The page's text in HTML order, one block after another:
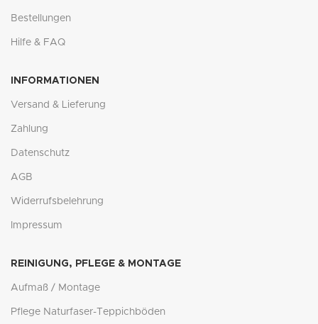
Bestellungen
Hilfe & FAQ
INFORMATIONEN
Versand & Lieferung
Zahlung
Datenschutz
AGB
Widerrufsbelehrung
Impressum
REINIGUNG, PFLEGE & MONTAGE
Aufmaß / Montage
Pflege Naturfaser-Teppichböden